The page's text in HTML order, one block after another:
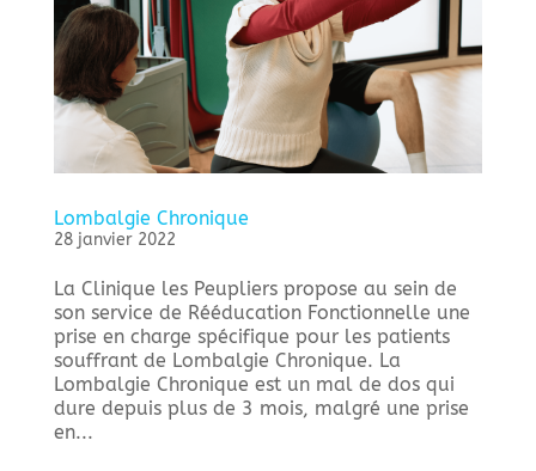
Lombalgie Chronique
28 janvier 2022
La Clinique les Peupliers propose au sein de
son service de Rééducation Fonctionnelle une
prise en charge spécifique pour les patients
souffrant de Lombalgie Chronique. La
Lombalgie Chronique est un mal de dos qui
dure depuis plus de 3 mois, malgré une prise
en...